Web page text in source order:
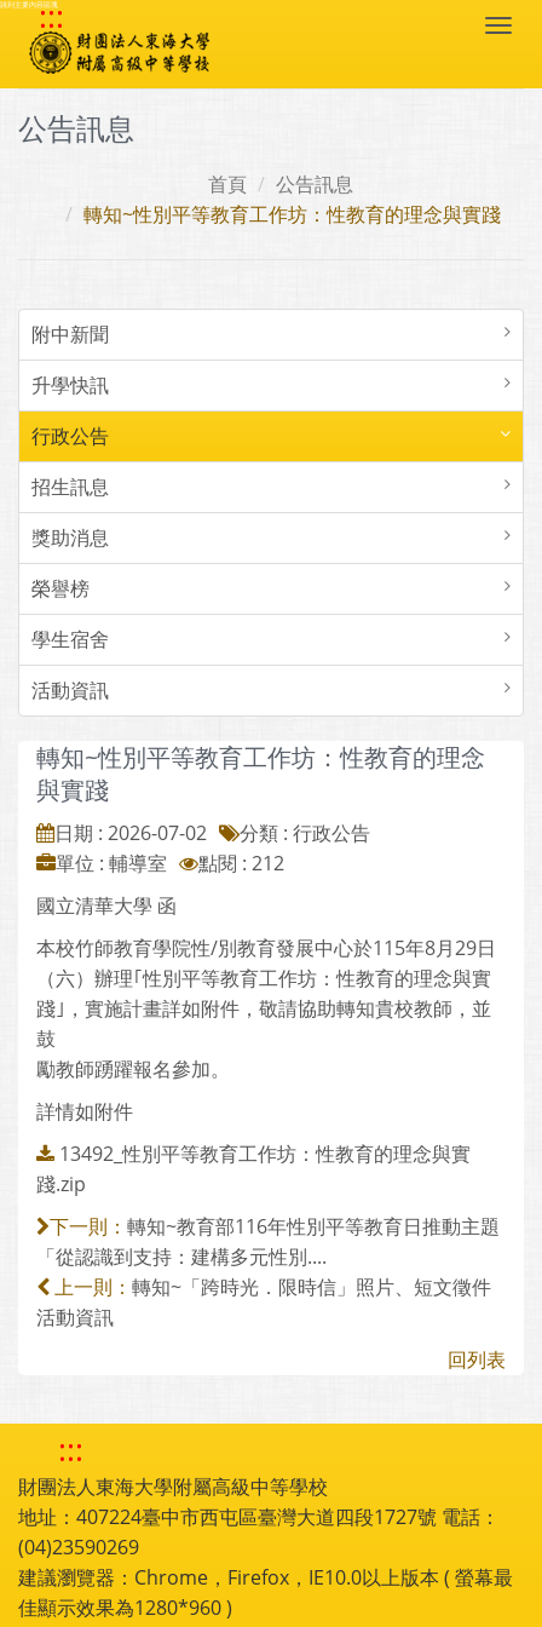
跳到主要內容區塊
:::
公告訊息
首頁
公告訊息
轉知~性別平等教育工作坊：性教育的理念與實踐
附中新聞
升學快訊
行政公告
招生訊息
獎助消息
榮譽榜
學生宿舍
活動資訊
轉知~性別平等教育工作坊：性教育的理念
與實踐
日期 : 2026-07-02
分類 : 行政公告
單位 : 輔導室
點閱 : 212
國立清華大學 函
本校竹師教育學院性/別教育發展中心於115年8月29日
（六）辦理｢性別平等教育工作坊：性教育的理念與實
踐｣，實施計畫詳如附件，敬請協助轉知貴校教師，並
鼓
勵教師踴躍報名參加。
詳情如附件
13492_性別平等教育工作坊：性教育的理念與實
踐.zip
下一則： 轉知~教育部116年性別平等教育日推動主題
「從認識到支持：建構多元性別....
上一則： 轉知~「跨時光．限時信」照片、短文徵件
活動資訊
回列表
:::
財團法人東海大學附屬高級中等學校
地址：407224臺中市西屯區臺灣大道四段1727號 電話：
(04)23590269
建議瀏覽器：Chrome，Firefox，IE10.0以上版本 ( 螢幕最
佳顯示效果為1280*960 )